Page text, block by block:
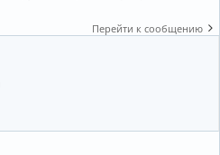
Перейти к сообщению